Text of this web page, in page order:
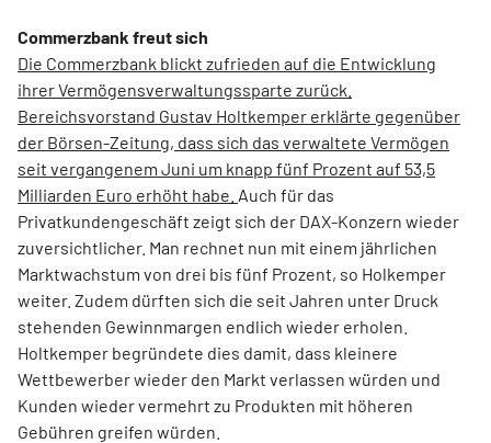
Commerzbank freut sich
Die Commerzbank blickt zufrieden auf die Entwicklung
ihrer Vermögensverwaltungssparte zurück.
Bereichsvorstand Gustav Holtkemper erklärte gegenüber
der Börsen-Zeitung, dass sich das verwaltete Vermögen
seit vergangenem Juni um knapp fünf Prozent auf 53,5
Milliarden Euro erhöht habe. Auch für das
Privatkundengeschäft zeigt sich der DAX-Konzern wieder
zuversichtlicher. Man rechnet nun mit einem jährlichen
Marktwachstum von drei bis fünf Prozent, so Holkemper
weiter. Zudem dürften sich die seit Jahren unter Druck
stehenden Gewinnmargen endlich wieder erholen.
Holtkemper begründete dies damit, dass kleinere
Wettbewerber wieder den Markt verlassen würden und
Kunden wieder vermehrt zu Produkten mit höheren
Gebühren greifen würden.